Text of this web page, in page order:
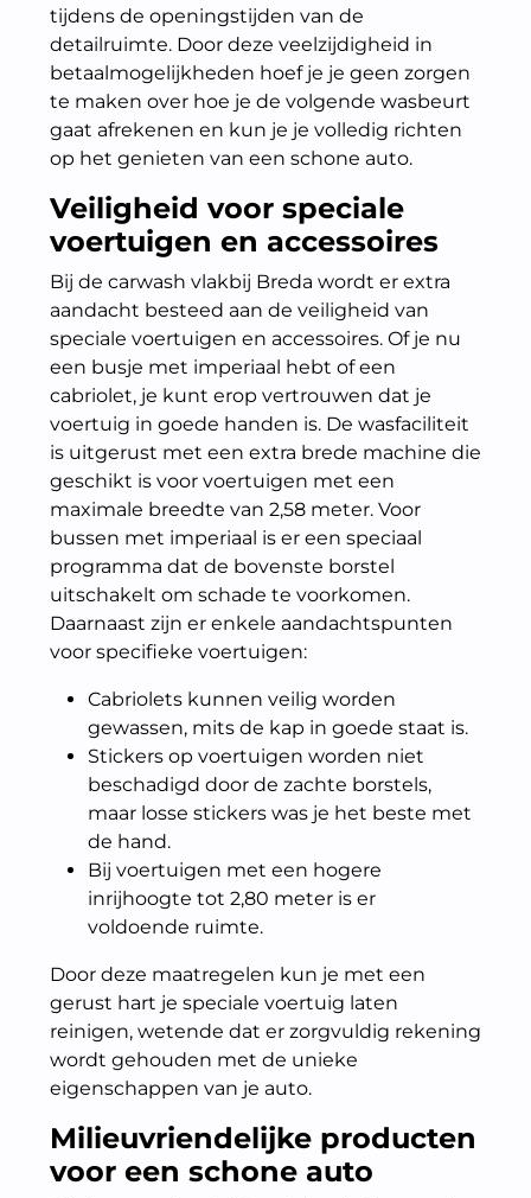
tijdens de openingstijden van de
detailruimte. Door deze veelzijdigheid in
betaalmogelijkheden hoef je je geen zorgen
te maken over hoe je de volgende wasbeurt
gaat afrekenen en kun je je volledig richten
op het genieten van een schone auto.
Veiligheid voor speciale
voertuigen en accessoires
Bij de carwash vlakbij Breda wordt er extra
aandacht besteed aan de veiligheid van
speciale voertuigen en accessoires. Of je nu
een busje met imperiaal hebt of een
cabriolet, je kunt erop vertrouwen dat je
voertuig in goede handen is. De wasfaciliteit
is uitgerust met een extra brede machine die
geschikt is voor voertuigen met een
maximale breedte van 2,58 meter. Voor
bussen met imperiaal is er een speciaal
programma dat de bovenste borstel
uitschakelt om schade te voorkomen.
Daarnaast zijn er enkele aandachtspunten
voor specifieke voertuigen:
Cabriolets kunnen veilig worden
gewassen, mits de kap in goede staat is.
Stickers op voertuigen worden niet
beschadigd door de zachte borstels,
maar losse stickers was je het beste met
de hand.
Bij voertuigen met een hogere
inrijhoogte tot 2,80 meter is er
voldoende ruimte.
Door deze maatregelen kun je met een
gerust hart je speciale voertuig laten
reinigen, wetende dat er zorgvuldig rekening
wordt gehouden met de unieke
eigenschappen van je auto.
Milieuvriendelijke producten
voor een schone auto